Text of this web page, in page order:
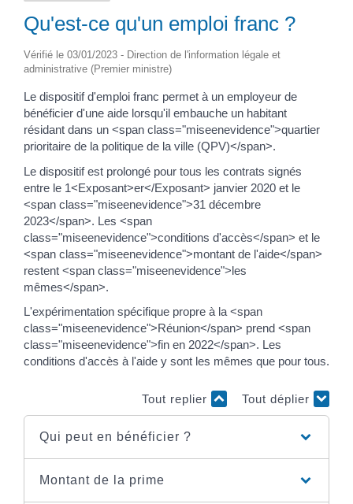
Qu'est-ce qu'un emploi franc ?
Vérifié le 03/01/2023 - Direction de l'information légale et
administrative (Premier ministre)
Le dispositif d'emploi franc permet à un employeur de
bénéficier d'une aide lorsqu'il embauche un habitant
résidant dans un <span class="miseenevidence">quartier
prioritaire de la politique de la ville (QPV)</span>.
Le dispositif est prolongé pour tous les contrats signés
entre le 1<Exposant>er</Exposant> janvier 2020 et le
<span class="miseenevidence">31 décembre
2023</span>. Les <span
class="miseenevidence">conditions d'accès</span> et le
<span class="miseenevidence">montant de l'aide</span>
restent <span class="miseenevidence">les
mêmes</span>.
L'expérimentation spécifique propre à la <span
class="miseenevidence">Réunion</span> prend <span
class="miseenevidence">fin en 2022</span>. Les
conditions d'accès à l'aide y sont les mêmes que pour tous.
Tout replier Tout déplier
Qui peut en bénéficier ?
Montant de la prime